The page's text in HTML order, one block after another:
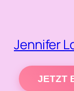
Jennifer
JETZT